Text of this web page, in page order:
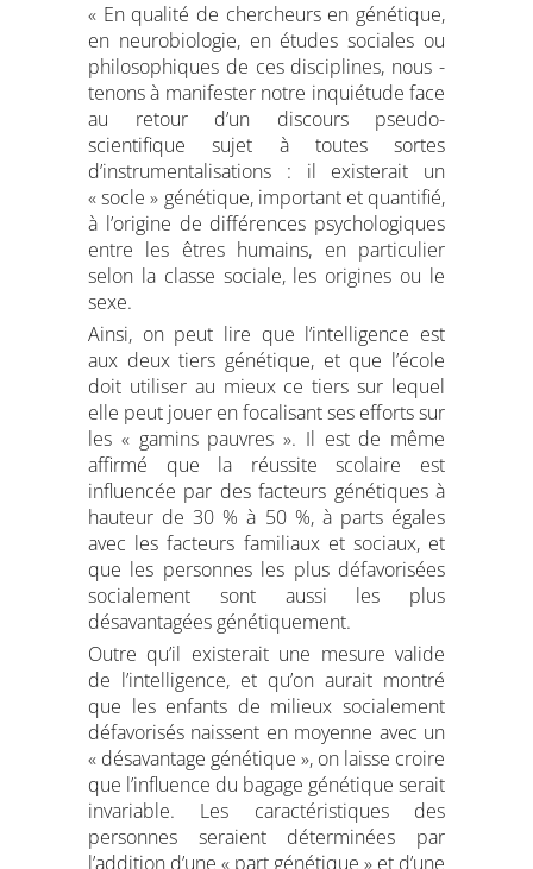
« En qualité de chercheurs en ­génétique,
en neurobiologie, en études sociales ou
philosophiques de ces disciplines, nous ­
tenons à manifester notre inquiétude face
au retour d’un discours pseudo-
scientifique sujet à toutes sortes
d’instrumentalisations : il existerait un
« socle » génétique, important et quantifié,
à l’origine de différences psychologiques
entre les êtres humains, en particulier
selon la classe sociale, les origines ou le
sexe.
Ainsi, on peut lire que l’intelligence est
aux deux tiers génétique, et que l’école
doit utiliser au mieux ce tiers sur lequel
elle peut jouer en focalisant ses efforts sur
les « gamins pauvres ». Il est de même
affirmé que la réussite scolaire est
influencée par des facteurs génétiques à
hauteur de 30 % à 50 %, à parts égales
avec les facteurs familiaux et sociaux, et
que les personnes les plus défavorisées
socialement sont aussi les plus
désavantagées génétiquement.
Outre qu’il existerait une mesure valide
de l’intelligence, et qu’on aurait montré
que les enfants de milieux socialement
défavorisés naissent en moyenne avec un
« désavantage génétique », on laisse croire
que l’influence du bagage génétique serait
invariable. Les caractéristiques des
personnes seraient déterminées par
l’addition d’une « part génétique » et d’une